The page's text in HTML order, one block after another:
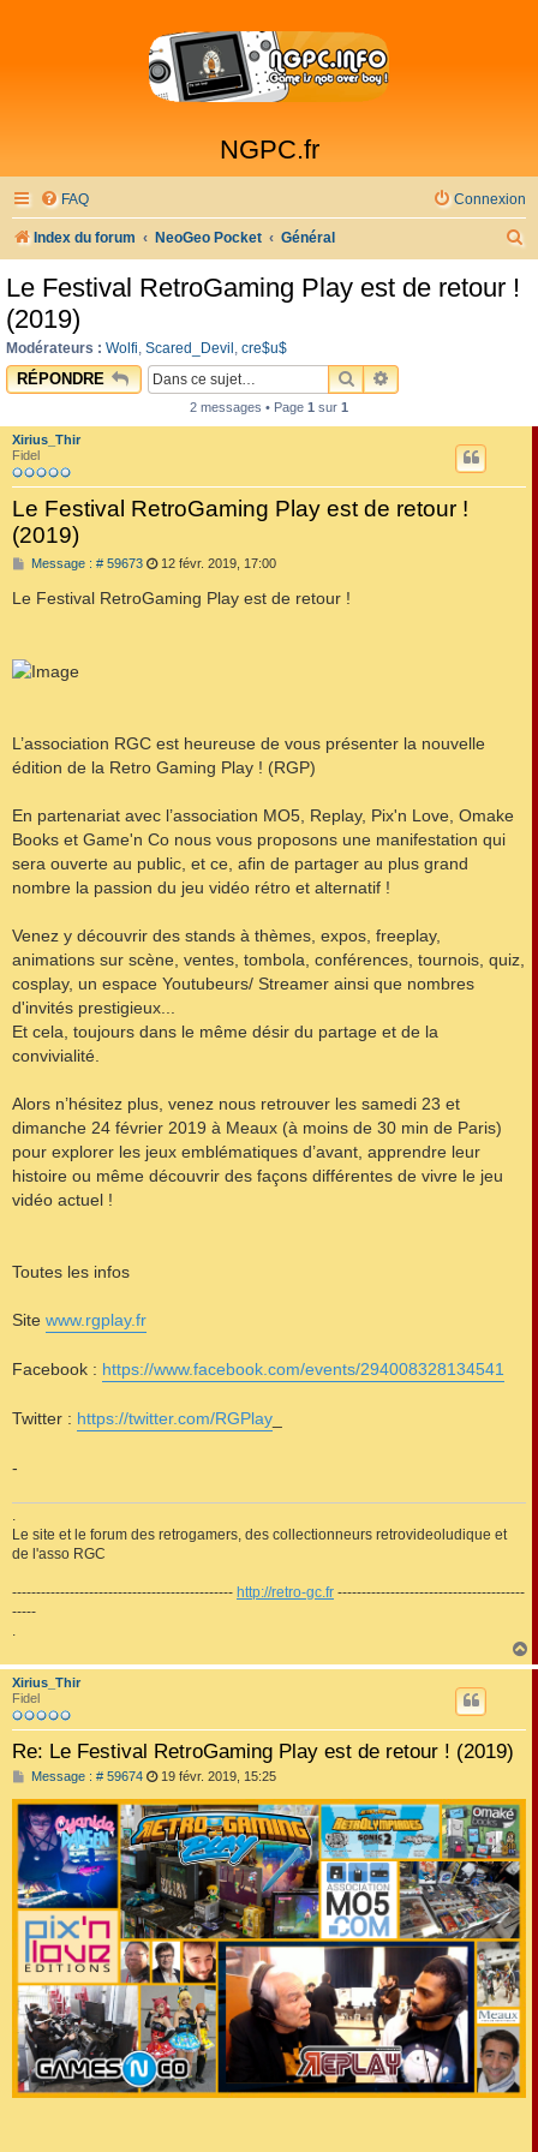
NGPC.fr
FAQ Connexion
Index du forum NeoGeo Pocket Général
c
e
Le Festival RetroGaming Play est de retour !
(2019)
Modérateurs : Wolfi, Scared_Devil , cre$u$
RÉPONDRE RECHERCHER
RECHERCHE
2 messages • Page 1 sur 1
Xirius_Thir
Fidel
Le Festival RetroGaming Play est de retour !
(2019)
Message : # 59673M
s
s
12 févr. 2019, 17:00
Le Festival RetroGaming Play est de retour !
L’association RGC est heureuse de vous présenter la nouvelle
édition de la Retro Gaming Play ! (RGP)
En partenariat avec l’association MO5, Replay, Pix'n Love, Omake
Books et Game'n Co nous vous proposons une manifestation qui
sera ouverte au public, et ce, afin de partager au plus grand
nombre la passion du jeu vidéo rétro et alternatif !
Venez y découvrir des stands à thèmes, expos, freeplay,
animations sur scène, ventes, tombola, conférences, tournois, quiz,
cosplay, un espace Youtubeurs/ Streamer ainsi que nombres
d'invités prestigieux...
Et cela, toujours dans le même désir du partage et de la
convivialité.
Alors n’hésitez plus, venez nous retrouver les samedi 23 et
dimanche 24 février 2019 à Meaux (à moins de 30 min de Paris)
pour explorer les jeux emblématiques d’avant, apprendre leur
histoire ou même découvrir des façons différentes de vivre le jeu
vidéo actuel !
Toutes les infos
Site www.rgplay.fr
Facebook : https://www.facebook.com/events/294008328134541
Twitter : https://twitter.com/RGPlay
-
.
Le site et le forum des retrogamers, des collectionneurs retrovideoludique et
de l'asso RGC
---------------------------------------------- http://retro-gc.fr ---------------------------------------
-----
.
a
Xirius_Thir
Fidel
Re: Le Festival RetroGaming Play est de retour ! (2019)
Message : # 59674M
s
s
a
g
19 févr. 2019, 15:25